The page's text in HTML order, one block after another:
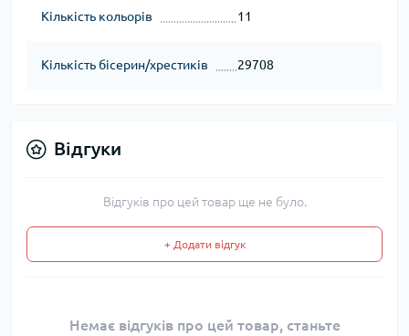
Кількість кольорів 11
Кількість бісерин/хрестиків 29708
Відгуки
Відгуків про цей товар ще не було.
+ Додати відгук
Немає відгуків про цей товар, станьте